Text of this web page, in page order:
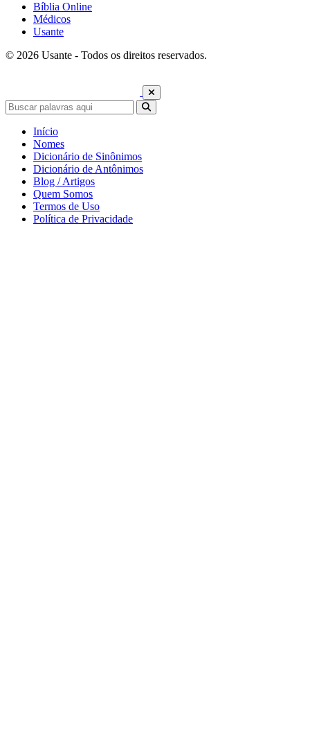
Bíblia Online
Médicos
Usante
© 2026 Usante - Todos os direitos reservados.
Início
Nomes
Dicionário de Sinônimos
Dicionário de Antônimos
Blog / Artigos
Quem Somos
Termos de Uso
Política de Privacidade